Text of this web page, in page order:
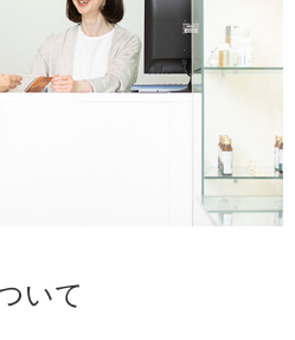
いて